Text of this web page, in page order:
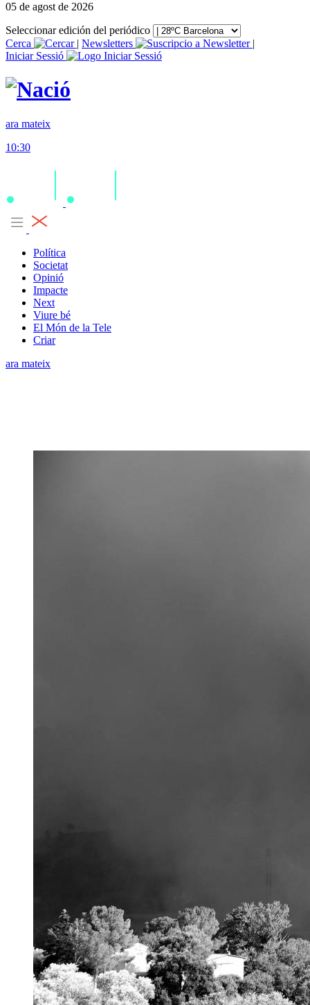
05 de agost de 2026
Seleccionar edición del periódico
Cerca
| Newsletters
|
Iniciar Sessió
ara mateix
10:30
Política
Societat
Opinió
Impacte
Next
Viure bé
El Món de la Tele
Criar
ara mateix